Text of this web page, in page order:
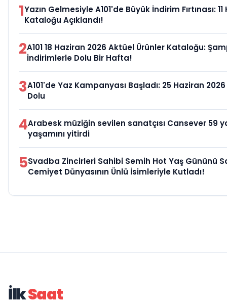
1Yazın Gelmesiyle A101'de Büyük İndirim Fırtınası:
Kataloğu Açıklandı!
2A101 18 Haziran 2026 Aktüel Ürünler Kataloğu:
İndirimlerle Dolu Bir Hafta!
3A101'de Yaz Kampanyası Başladı: 25 Haziran
Dolu
4Arabesk müziğin sevilen sanatçısı Cansever 59
yaşamını yitirdi
5Svadba Zincirleri Sahibi Semih Hot Yaş Gününü
Cemiyet Dünyasının Ünlü İsimleriyle Kutladı!
İlkSaat